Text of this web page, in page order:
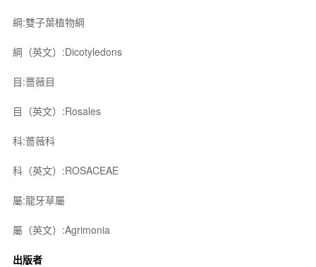
綱:雙子葉植物綱
綱（英文）:Dicotyledons
目:薔薇目
目（英文）:Rosales
科:薔薇科
科（英文）:ROSACEAE
屬:龍牙草屬
屬（英文）:Agrimonia
出版者